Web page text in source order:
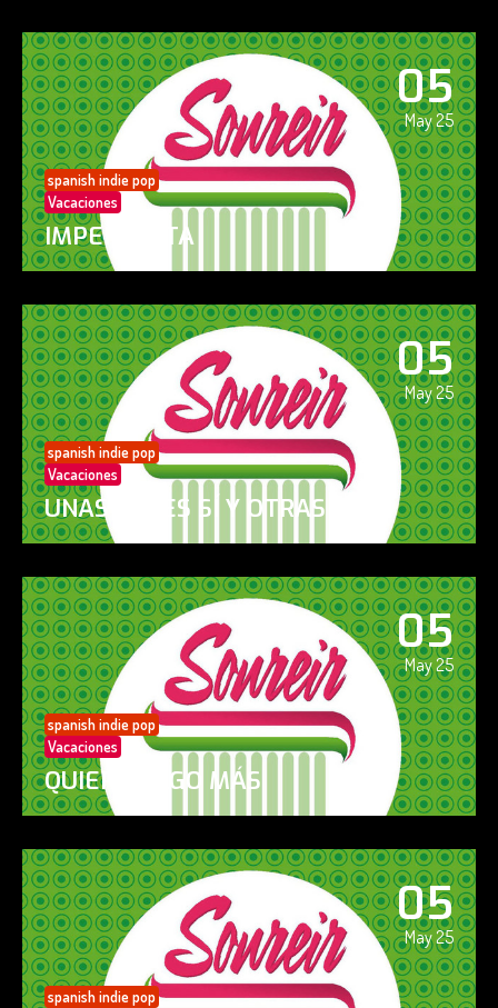
05
May 25
spanish indie pop
Vacaciones
IMPERFECTA
05
May 25
spanish indie pop
Vacaciones
UNAS VECES SÍ Y OTRAS NO
05
May 25
spanish indie pop
Vacaciones
QUIERO ALGO MÁS
05
May 25
spanish indie pop